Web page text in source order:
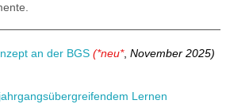
an der BGS (*neu*, November 2025)
Lernen